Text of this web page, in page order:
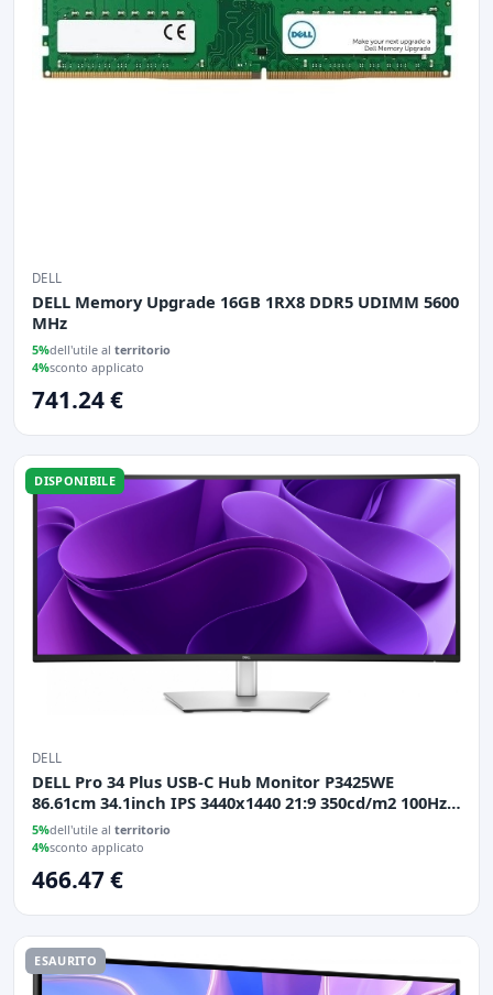
DELL
DELL Memory Upgrade 16GB 1RX8 DDR5 UDIMM 5600
MHz
5%dell'utile al territorio
4%sconto applicato
741.24 €
DISPONIBILE
DELL
DELL Pro 34 Plus USB-C Hub Monitor P3425WE
86.61cm 34.1inch IPS 3440x1440 21:9 350cd/m2 100Hz
HDMI DP USB
5%dell'utile al territorio
4%sconto applicato
466.47 €
ESAURITO